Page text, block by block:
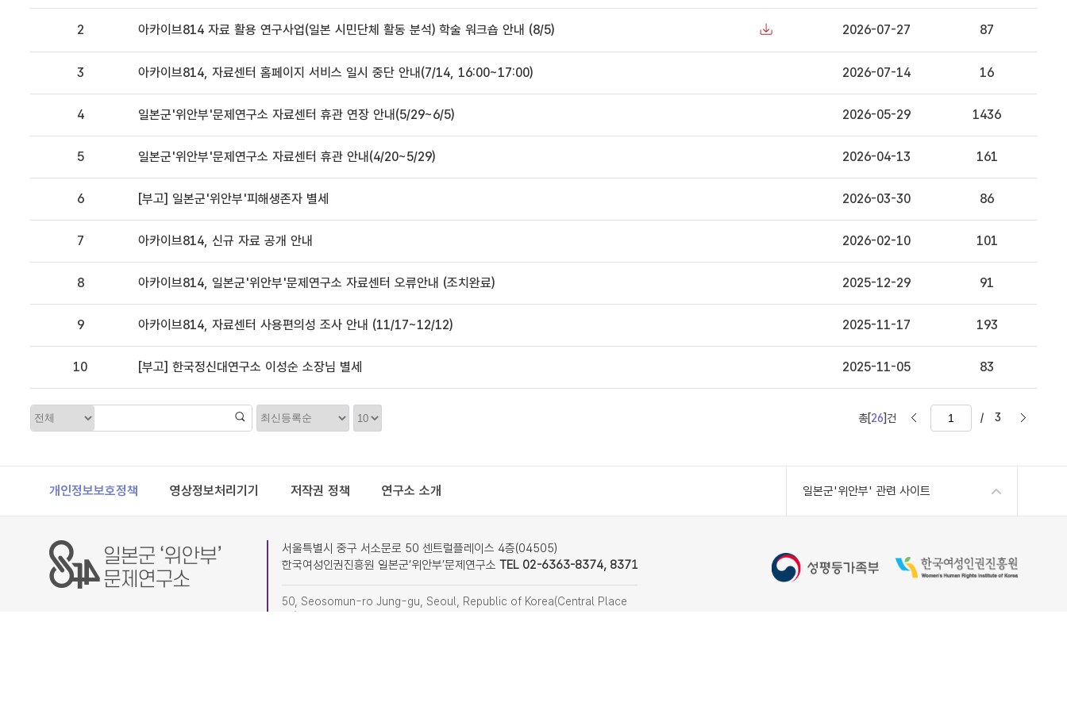
2 아카이브814 자료 활용 연구사업(일본 시민단체 활동 분석) 학술 워크숍 안내 (8/5) 2026-07-27 87
3 아카이브814, 자료센터 홈페이지 서비스 일시 중단 안내(7/14, 16:00~17:00) 2026-07-14 16
4 일본군'위안부'문제연구소 자료센터 휴관 연장 안내(5/29~6/5) 2026-05-29 1436
5 일본군'위안부'문제연구소 자료센터 휴관 안내(4/20~5/29) 2026-04-13 161
6 [부고] 일본군'위안부'피해생존자 별세 2026-03-30 86
7 아카이브814, 신규 자료 공개 안내 2026-02-10 101
8 아카이브814, 일본군'위안부'문제연구소 자료센터 오류안내 (조치완료) 2025-12-29 91
9 아카이브814, 자료센터 사용편의성 조사 안내 (11/17~12/12) 2025-11-17 193
10 [부고] 한국정신대연구소 이성순 소장님 별세 2025-11-05 83
카
고
정
렬
정
렬
갯
총[26]건 / 3
Footer
개인정보보호정책 영상정보처리기기 저작권 정책 연구소 소개 일본군'위안부' 관련 사이트
서울특별시 중구 서소문로 50 센트럴플레이스 4층(04505)
한국여성인권진흥원 일본군‘위안부’문제연구소 TEL 02-6363-8374, 8371
50, Seosomun-ro Jung-gu, Seoul, Republic of Korea(Central Place